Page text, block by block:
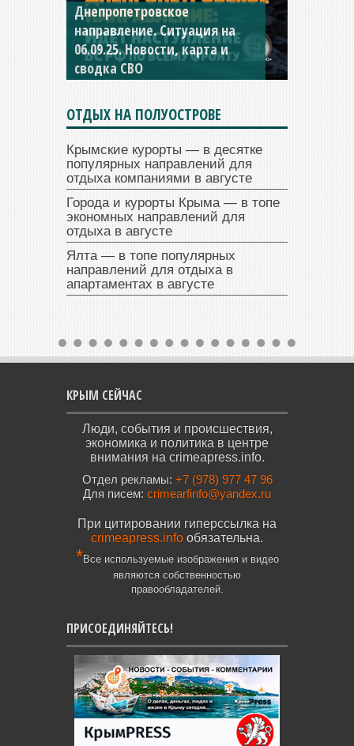
Днепропетровское
направление. Ситуация на
06.09.25. Новости, карта и
сводка СВО
Константиновское
направление. Ситуация на
04.09.25 Новости, карта и
сводка СВО
ОТДЫХ НА ПОЛУОСТРОВЕ
Крымские курорты — в десятке
популярных направлений для
отдыха компаниями в августе
Города и курорты Крыма — в топе
экономных направлений для
отдыха в августе
Ялта — в топе популярных
направлений для отдыха в
апартаментах в августе
КРЫМ СЕЙЧАС
Люди, события и происшествия,
экономика и политика в центре
внимания на crimeapress.info.
Отдел рекламы: +7 (978) 977 47 96
Для писем: crimearfinfo@yandex.ru
При цитировании гиперссылка на
crimeapress.info обязательна.
*Все используемые изображения и видео
являются собственностью
правообладателей.
ПРИСОЕДИНЯЙТЕСЬ!